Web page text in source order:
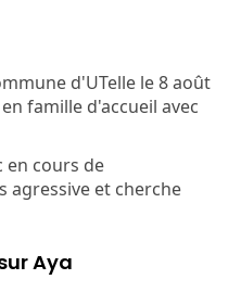
d'UTelle le 8 août
famille d'accueil avec
en cours de
agressive et cherche
Aya